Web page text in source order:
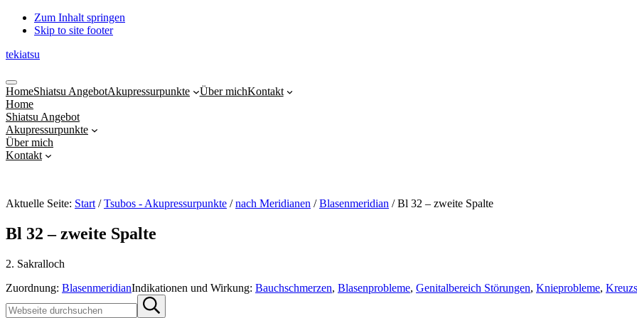
Zum Inhalt springen
Skip to site footer
tekiatsu
Shiatsu
bringt
Energie
in
Fluss...
Menu
HomeShiatsu AngebotAkupressurpunkte Über michKontakt
Home
Shiatsu Angebot
Akupressurpunkte
Über mich
Kontakt
Aktuelle Seite: Start / Tsubos - Akupressurpunkte / nach Meridianen / Blasenmeridian /Bl 32 – zweite Spalte
Bl 32 – zweite Spalte
2. Sakralloch
Zuordnung: BlasenmeridianIndikationen und Wirkung: Bauchschmerzen, Blasenprobleme, Genitalbereich Störungen, Knieprobleme,
Sidebar
durchsuchen
Submit
search